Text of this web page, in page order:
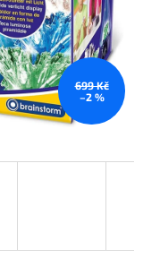
699 Kč
–2 %